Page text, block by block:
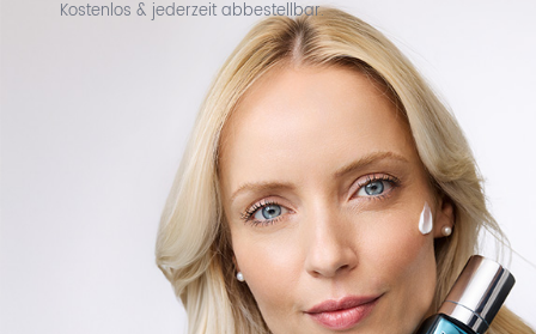
Kostenlos & jederzeit abbestellbar.